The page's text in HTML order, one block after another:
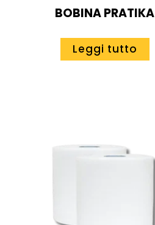
BOBINA PRATIKA
Leggi tutto